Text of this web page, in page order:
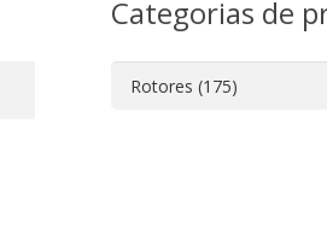
Categorias de